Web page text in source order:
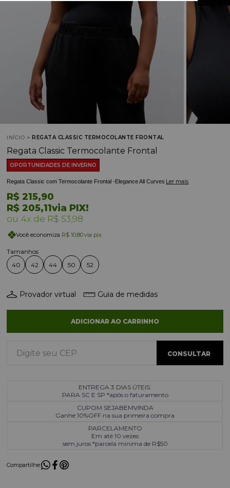
INÍCIO REGATA CLASSIC TERMOCOLANTE FRONTAL
Regata Classic Termocolante Frontal
OPORTUNIDADES DE INVERNO
Regata Classic com Termocolante Frontal -Elegance All Curves Ler mais
R$ 205,11via PIX!
R$ 215,90
4x R$ 53,98
Você economiza R$ 10,80via pix
40 42 44 50 52
Provador virtual Guia de medidas
ADICIONAR AO CARRINHO
ENTREGA 3 DIAS ÚTEIS:
PARA SC E SP *após o faturamento
CUPOM SEJABEMVINDA
Ganhe 10%OFF na sua primeira compra
PARCELAMENTO
Em até 10 vezes
sem juros *parcela mínima de R$50
Compartilhe: